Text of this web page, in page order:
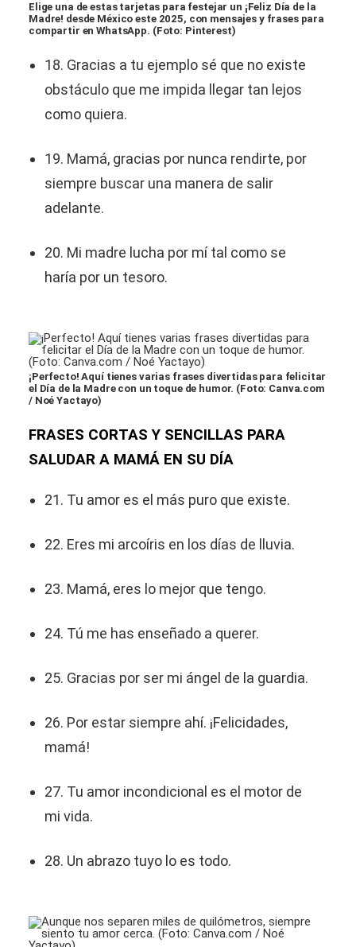
Elige una de estas tarjetas para festejar un ¡Feliz Día de la
Madre! desde México este 2025, con mensajes y frases para
compartir en WhatsApp. (Foto: Pinterest)
18. Gracias a tu ejemplo sé que no existe
obstáculo que me impida llegar tan lejos
como quiera.
19. Mamá, gracias por nunca rendirte, por
siempre buscar una manera de salir
adelante.
20. Mi madre lucha por mí tal como se
haría por un tesoro.
¡Perfecto! Aquí tienes varias frases divertidas para felicitar
el Día de la Madre con un toque de humor. (Foto: Canva.com
/ Noé Yactayo)
FRASES CORTAS Y SENCILLAS PARA
SALUDAR A MAMÁ EN SU DÍA
21. Tu amor es el más puro que existe.
22. Eres mi arcoíris en los días de lluvia.
23. Mamá, eres lo mejor que tengo.
24. Tú me has enseñado a querer.
25. Gracias por ser mi ángel de la guardia.
26. Por estar siempre ahí. ¡Felicidades,
mamá!
27. Tu amor incondicional es el motor de
mi vida.
28. Un abrazo tuyo lo es todo.